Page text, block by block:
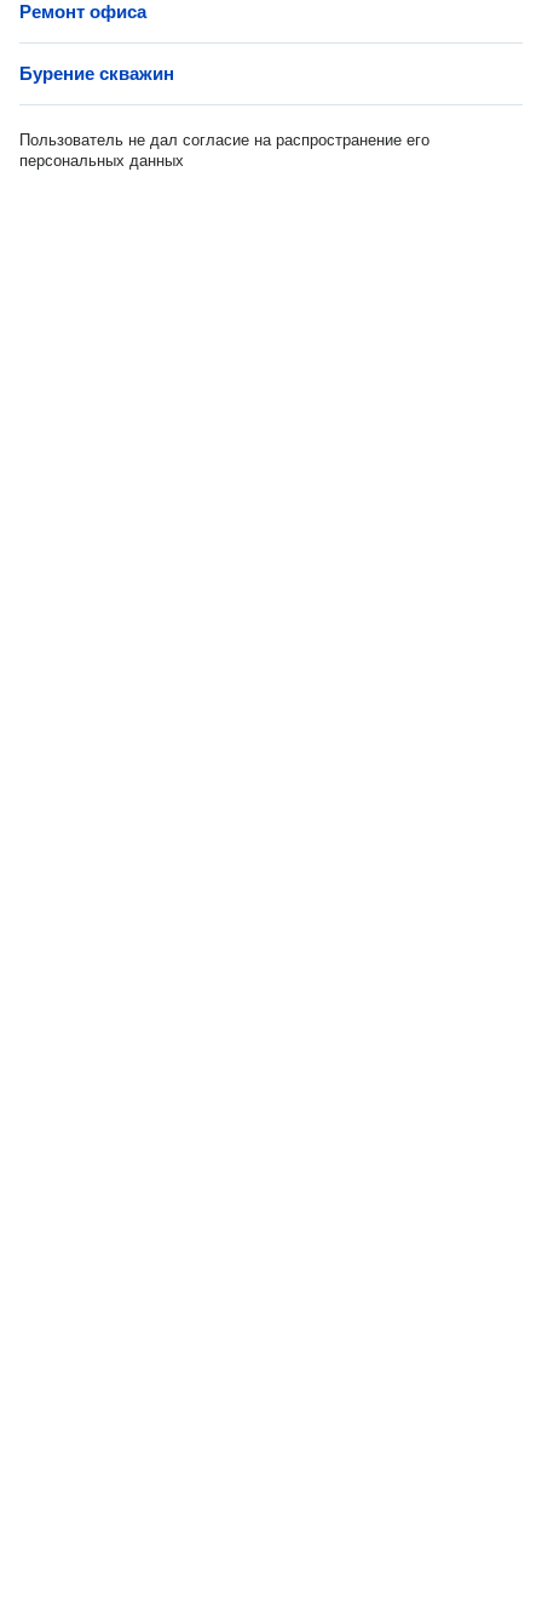
Ремонт офиса
Бурение скважин
Пользователь не дал согласие на распространение его
персональных данных